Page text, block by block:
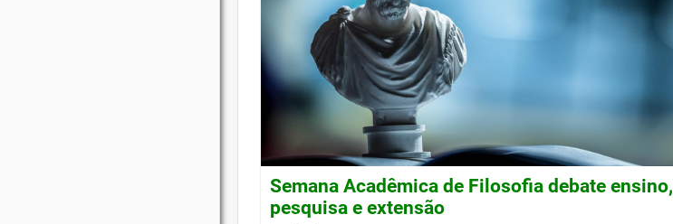
Semana Acadêmica de Filosofia debate ensino,
pesquisa e extensão